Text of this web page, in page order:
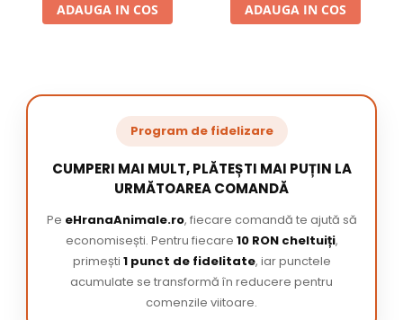
ADAUGA IN COS ADAUGA IN COS
Program de fidelizare
CUMPERI MAI MULT, PLĂTEȘTI MAI PUȚIN LA
URMĂTOAREA COMANDĂ
Pe eHranaAnimale.ro, fiecare comandă te ajută să
economisești. Pentru fiecare 10 RON cheltuiți,
primești 1 punct de fidelitate, iar punctele
acumulate se transformă în reducere pentru
comenzile viitoare.